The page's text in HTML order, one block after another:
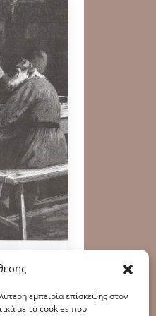
εμπειρία επίσκεψης στον
με τα cookies που